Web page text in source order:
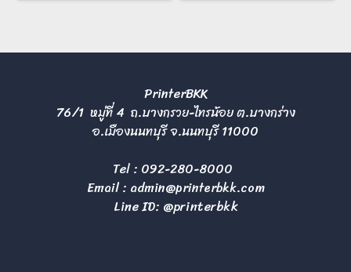
PrinterBKK
76/1 หมู่ที่ 4 ถ.บางกรวย-ไทรน้อย ต.บางกร่าง
อ.เมืองนนทบุรี จ.นนทบุรี 11000
Tel : 092-280-8000
Email : admin@printerbkk.com
Line ID: @printerbkk